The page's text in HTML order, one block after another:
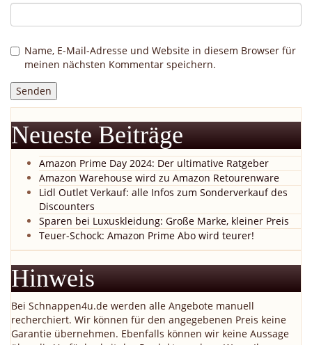
Name, E-Mail-Adresse und Website in diesem Browser für
meinen nächsten Kommentar speichern.
Neueste Beiträge
Amazon Prime Day 2024: Der ultimative Ratgeber
Amazon Warehouse wird zu Amazon Retourenware
Lidl Outlet Verkauf: alle Infos zum Sonderverkauf des
Discounters
Sparen bei Luxuskleidung: Große Marke, kleiner Preis
Teuer-Schock: Amazon Prime Abo wird teurer!
Hinweis
Bei Schnappen4u.de werden alle Angebote manuell
recherchiert. Wir können für den angegebenen Preis keine
Garantie übernehmen. Ebenfalls können wir keine Aussage